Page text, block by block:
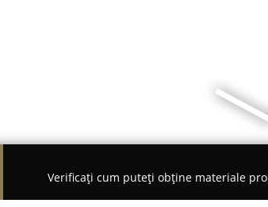
Verificați cum puteți obține materiale